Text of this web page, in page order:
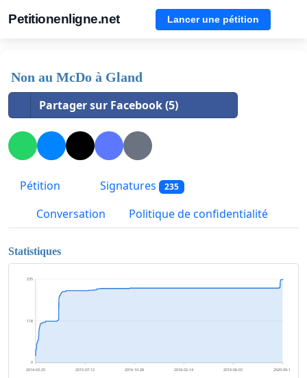
Petitionenligne.net Lancer une pétition
Non au McDo à Gland
Partager sur Facebook (5)
Pétition Signatures 235
Conversation Politique de confidentialité
Statistiques
0
118
235
2014-03-25 2015-07-12 2016-10-28 2018-02-14 2019-06-03 2020-09-19